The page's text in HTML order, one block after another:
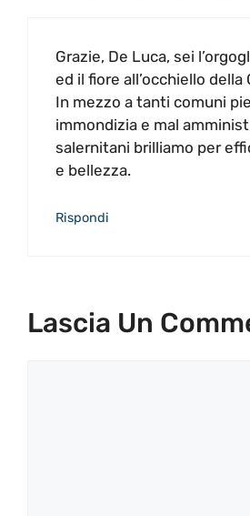
Grazie, De Luca, sei
ed il fiore all’occhiello della
In mezzo a tanti comuni
immondizia e mal
salernitani brilliamo per
e bellezza.
Rispondi
Lascia Un